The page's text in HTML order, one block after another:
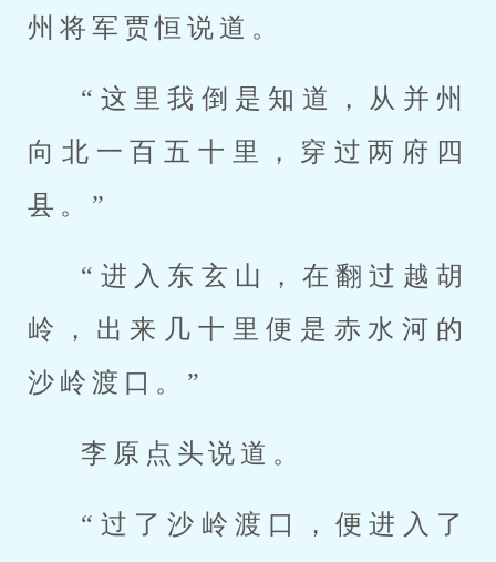
州将军贾恒说道。
“这里我倒是知道，从并州
向北一百五十里，穿过两府四
县。”
“进入东玄山，在翻过越胡
岭，出来几十里便是赤水河的
沙岭渡口。”
李原点头说道。
“过了沙岭渡口，便进入了